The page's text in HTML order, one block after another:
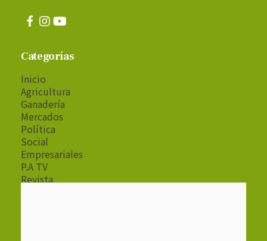
Categorías
Inicio
Agricultura
Ganadería
Mercados
Política
Social
Empresariales
P.A TV
Revista